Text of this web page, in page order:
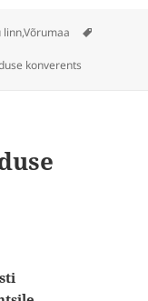
linn,Võrumaa
konverents